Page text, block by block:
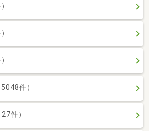
件）
件）